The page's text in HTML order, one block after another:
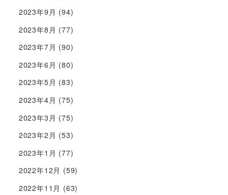
2023年9月 (94)
2023年8月 (77)
2023年7月 (90)
2023年6月 (80)
2023年5月 (83)
2023年4月 (75)
2023年3月 (75)
2023年2月 (53)
2023年1月 (77)
2022年12月 (59)
2022年11月 (63)